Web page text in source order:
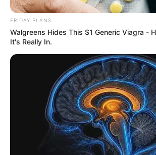
FRIDAY PLANS
Walgreens Hides This $1 Generic Viagra -
It's Really In.